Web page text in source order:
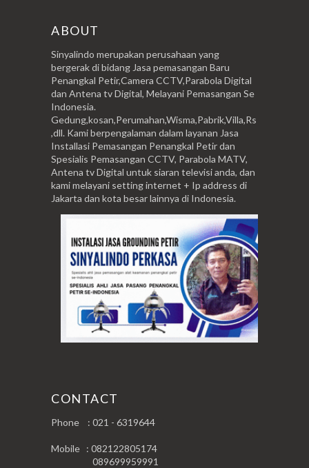
ABOUT
Sinyalindo merupakan perusahaan yang
bergerak di bidang Jasa pemasangan Baru
Penangkal Petir,Camera CCTV,Parabola Digital
dan Antena tv Digital, Melayani Pemasangan Se
Indonesia.
Gedung,kosan,Perumahan,Wisma,Pabrik,Villa,Rs
,dll. Kami berpengalaman dalam layanan Jasa
Installasi Pemasangan Penangkal Petir dan
Spesialis Pemasangan CCTV, Parabola MATV,
Antena tv Digital untuk siaran televisi anda, dan
kami melayani setting internet + Ip address di
Jakarta dan kota besar lainnya di Indonesia.
CONTACT
Phone : 021 - 6319644
Mobile : 082122805174
089699959991